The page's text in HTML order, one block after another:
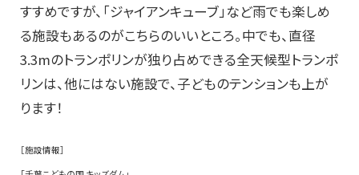
すすめですが、「ジャイアンキューブ」など雨でも楽しめ
る施設もあるのがこちらのいいところ。中でも、直径
3.3mのトランポリンが独り占めできる全天候型トランポ
リンは、他にはない施設で、子どものテンションも上が
ります！
［施設情報］